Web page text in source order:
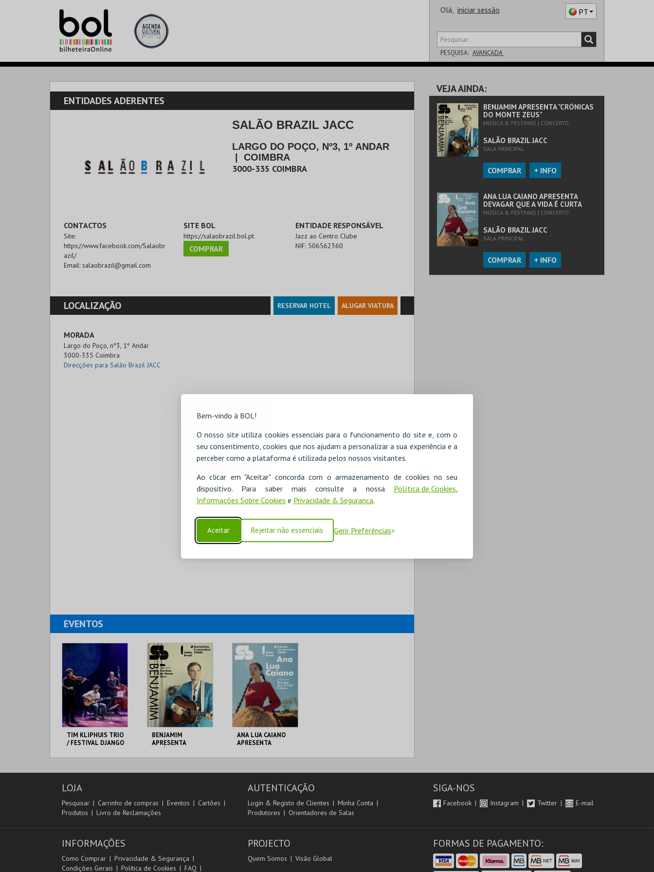
Bem-vindo à BOL!
O nosso site utiliza cookies essenciais para o funcionamento do site e, com o
seu consentimento, cookies que nos ajudam a personalizar a sua experiência e a
perceber como a plataforma é utilizada pelos nossos visitantes.
Ao clicar em "Aceitar" concorda com o armazenamento de cookies no seu
dispositivo. Para saber mais consulte a nossa Política de Cookies,
Informações Sobre Cookies e Privacidade & Segurança.
Aceitar Rejeitar não essenciais Gerir Preferências
Olá, iniciar sessão PT
PESQUISA: AVANÇADA
SALA
ENTIDADES ADERENTES
SALÃO BRAZIL JACC
LARGO DO POÇO, Nº3, 1º ANDAR
COIMBRA
3000-335 COIMBRA
CONTACTOS
Site:
https://www.facebook.com/Salaobr
azil/
Email: salaobrazil@gmail.com
SITE BOL
https://salaobrazil.bol.pt
COMPRAR
ENTIDADE RESPONSÁVEL
Jazz ao Centro Clube
NIF: 506562360
LOCALIZAÇÃO RESERVAR HOTEL ALUGAR VIATURA
MORADA
Largo do Poço, nº3, 1º Andar
3000-335 Coimbra
Direcções para Salão Brazil JACC
EVENTOS
TIM KLIPHUIS TRIO
/ FESTIVAL DJANGO
COMPRAR
BENJAMIM
APRESENTA
MONTE ZEUS"
ANA LUA CAIANO
APRESENTA
VIDA É CURTA
COMPRAR
VEJA AINDA:
BENJAMIM APRESENTA "CRÓNICAS
DO MONTE ZEUS"
MÚSICA & FESTIVAIS | CONCERTO
SALÃO BRAZIL JACC
SALA PRINCIPAL
COMPRAR + INFO
ANA LUA CAIANO APRESENTA
DEVAGAR QUE A VIDA É CURTA
MÚSICA & FESTIVAIS | CONCERTO
SALÃO BRAZIL JACC
SALA PRINCIPAL
COMPRAR + INFO
LOJA
Pesquisar Carrinho de compras Eventos
Cartões
Produtos
Livro de Reclamações
AUTENTICAÇÃO
Login & Registo de Clientes
Minha Conta
Produtores
Orientadores de Salas
SIGA-NOS
Facebook Instagram Twitter E-mail
INFORMAÇÕES
Como Comprar
Privacidade & Segurança
Condições Gerais
Política de Cookies FAQ
PROJECTO
Quem Somos Visão Global
FORMAS DE PAGAMENTO: